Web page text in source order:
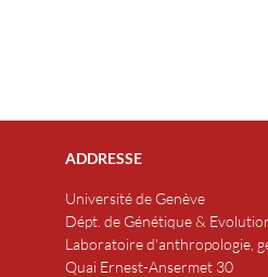
ADDRESSE
Université de Genève
Dépt. de Génétique &
Laboratoire d'anthropologie,
Quai Ernest-Ansermet 30